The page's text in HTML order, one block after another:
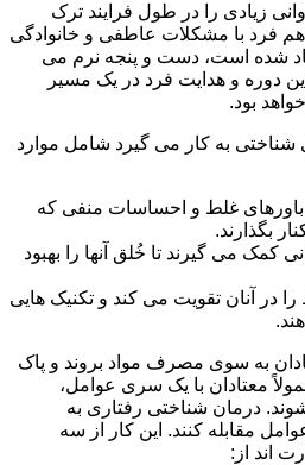
زیادی را در طول فرایند ترک
فرد با مشکلات عاطفی و خانوادگی
شده است، دست و پنجه نرم می
دوره و هدایت فرد در یک مسیر
بود.
به کار می گیرد شامل موارد
باورهای غلط و احساسات منفی که
بگذارند.
کمک می گیرند تا خُلق آنها را بهبود
را در آنان تقویت می کند و تکنیک هایی
به سوی مصرف مواد بروند و پاک
معتادان با یک سری عوامل،
درمان شناختی رفتاری به
مقابله کنند. این کار از سه
اند از: